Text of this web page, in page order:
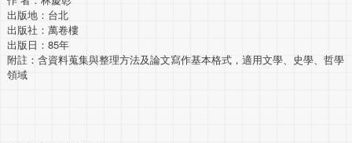
出版地：台北
出版社：萬卷樓
出版日：85年
附註：含資料蒐集與整理方法及論文寫作基本格式，適用文學、史學、哲學
領域